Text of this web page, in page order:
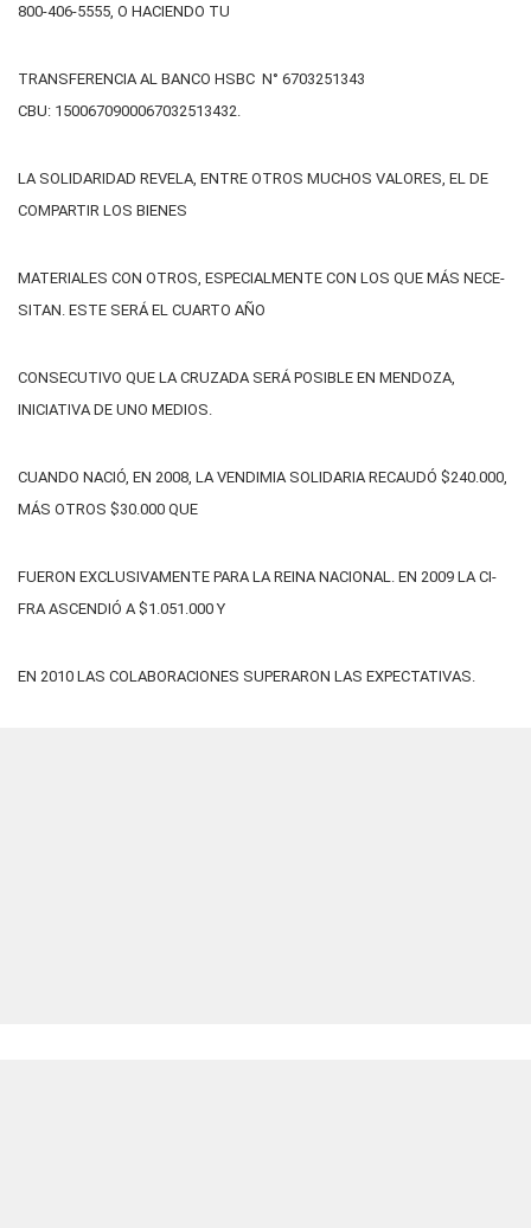
800-406-5555, O HACIENDO TU
TRANSFERENCIA AL BANCO HSBC N° 6703251343
CBU: 1500670900067032513432.
LA SO­LI­DA­RI­DAD RE­VE­LA, EN­TRE OTROS MU­CHOS VA­LO­RES, EL DE
COM­PAR­TIR LOS BIE­NES
MA­TE­RIA­LES CON OTROS, ES­PE­CIAL­MEN­TE CON LOS QUE MÁS NE­CE­
SI­TAN. ESTE SERÁ EL CUARTO AÑO
CON­SE­CU­TI­VO QUE LA CRUZADA SE­RÁ PO­SI­BLE EN MEN­DO­ZA,
INICIATIVA DE UNO MEDIOS.
CUAN­DO NA­CIÓ, EN 2008, LA VENDIMIA SOLIDARIA RECAUDÓ $240.000,
MÁS OTROS $30.000 QUE
FUE­RON EX­CLU­SI­VA­MEN­TE PA­RA LA REI­NA NA­CIO­NAL. EN 2009 LA CI­
FRA AS­CEN­DIÓ A $1.051.000 Y
EN 2010 LAS CO­LA­BO­RA­CIO­NES SU­PE­RA­RON LAS EX­PEC­TA­TI­VAS.